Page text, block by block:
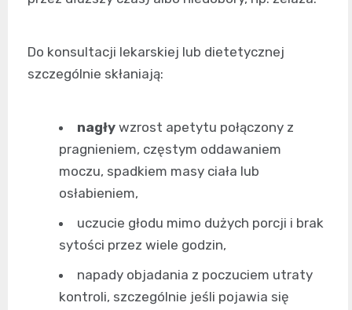
Do konsultacji lekarskiej lub dietetycznej
szczególnie skłaniają:
nagły wzrost apetytu połączony z
pragnieniem, częstym oddawaniem
moczu, spadkiem masy ciała lub
osłabieniem,
uczucie głodu mimo dużych porcji i brak
sytości przez wiele godzin,
napady objadania z poczuciem utraty
kontroli, szczególnie jeśli pojawia się